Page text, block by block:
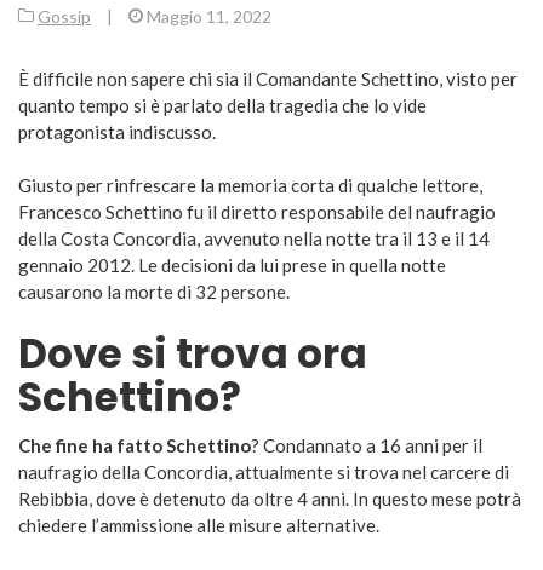
Gossip | Maggio 11, 2022
È difficile non sapere chi sia il Comandante Schettino, visto per
quanto tempo si è parlato della tragedia che lo vide
protagonista indiscusso.
Giusto per rinfrescare la memoria corta di qualche lettore,
Francesco Schettino fu il diretto responsabile del naufragio
della Costa Concordia, avvenuto nella notte tra il 13 e il 14
gennaio 2012. Le decisioni da lui prese in quella notte
causarono la morte di 32 persone.
Dove si trova ora
Schettino?
Che fine ha fatto Schettino? Condannato a 16 anni per il
naufragio della Concordia, attualmente si trova nel carcere di
Rebibbia, dove è detenuto da oltre 4 anni. In questo mese potrà
chiedere l’ammissione alle misure alternative.